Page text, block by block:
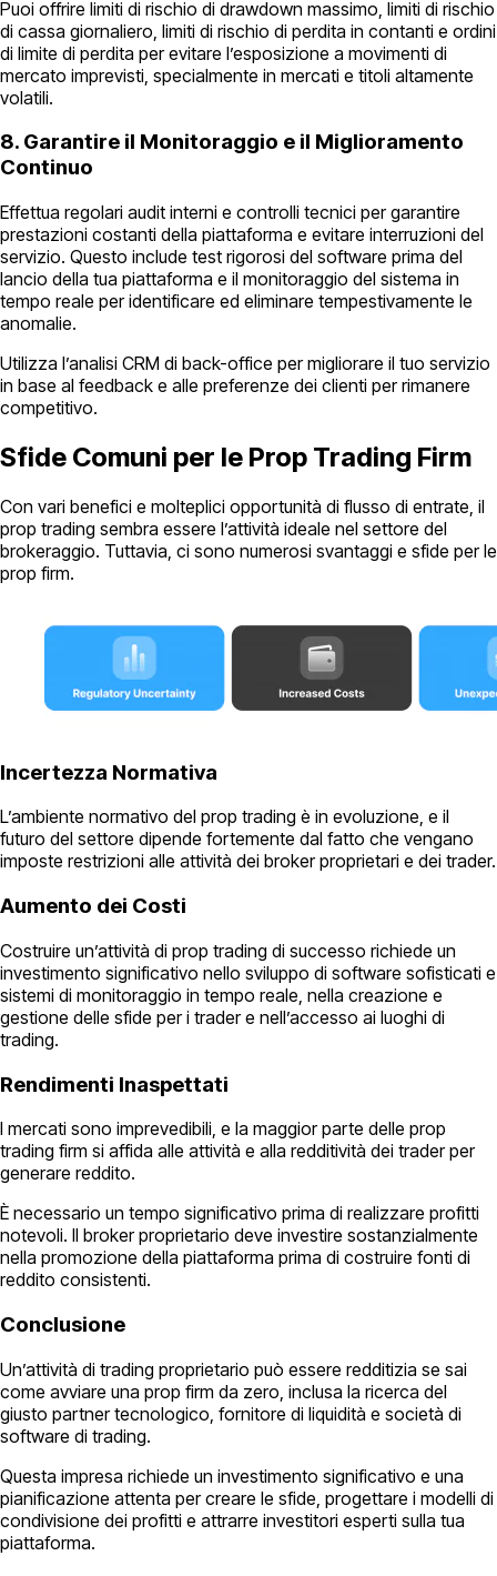
Puoi offrire limiti di rischio di drawdown massimo, limiti di rischio
di cassa giornaliero, limiti di rischio di perdita in contanti e ordini
di limite di perdita per evitare l’esposizione a movimenti di
mercato imprevisti, specialmente in mercati e titoli altamente
volatili.
8. Garantire il Monitoraggio e il Miglioramento
Continuo
Effettua regolari audit interni e controlli tecnici per garantire
prestazioni costanti della piattaforma e evitare interruzioni del
servizio. Questo include test rigorosi del software prima del
lancio della tua piattaforma e il monitoraggio del sistema in
tempo reale per identificare ed eliminare tempestivamente le
anomalie.
Utilizza l’analisi CRM di back-office per migliorare il tuo servizio
in base al feedback e alle preferenze dei clienti per rimanere
competitivo.
Sfide Comuni per le Prop Trading Firm
Con vari benefici e molteplici opportunità di flusso di entrate, il
prop trading sembra essere l’attività ideale nel settore del
brokeraggio. Tuttavia, ci sono numerosi svantaggi e sfide per le
prop firm.
Incertezza Normativa
L’ambiente normativo del prop trading è in evoluzione, e il
futuro del settore dipende fortemente dal fatto che vengano
imposte restrizioni alle attività dei broker proprietari e dei trader.
Aumento dei Costi
Costruire un’attività di prop trading di successo richiede un
investimento significativo nello sviluppo di software sofisticati e
sistemi di monitoraggio in tempo reale, nella creazione e
gestione delle sfide per i trader e nell’accesso ai luoghi di
trading.
Rendimenti Inaspettati
I mercati sono imprevedibili, e la maggior parte delle prop
trading firm si affida alle attività e alla redditività dei trader per
generare reddito.
È necessario un tempo significativo prima di realizzare profitti
notevoli. Il broker proprietario deve investire sostanzialmente
nella promozione della piattaforma prima di costruire fonti di
reddito consistenti.
Conclusione
Un’attività di trading proprietario può essere redditizia se sai
come avviare una prop firm da zero, inclusa la ricerca del
giusto partner tecnologico, fornitore di liquidità e società di
software di trading.
Questa impresa richiede un investimento significativo e una
pianificazione attenta per creare le sfide, progettare i modelli di
condivisione dei profitti e attrarre investitori esperti sulla tua
piattaforma.